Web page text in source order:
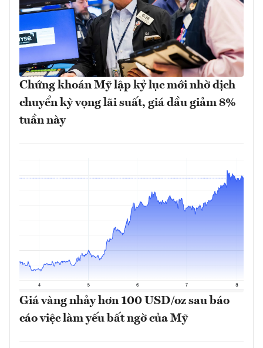
Chứng khoán Mỹ lập kỷ lục mới nhờ dịch
chuyển kỳ vọng lãi suất, giá dầu giảm 8%
tuần này
Giá vàng nhảy hơn 100 USD/oz sau báo
cáo việc làm yếu bất ngờ của Mỹ